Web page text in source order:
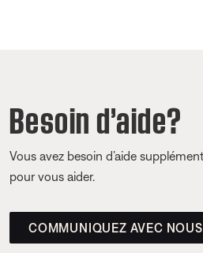
Besoin d’aide?
Vous avez besoin d’aide
pour vous aider.
COMMUNIQUEZ AVEC NOUS